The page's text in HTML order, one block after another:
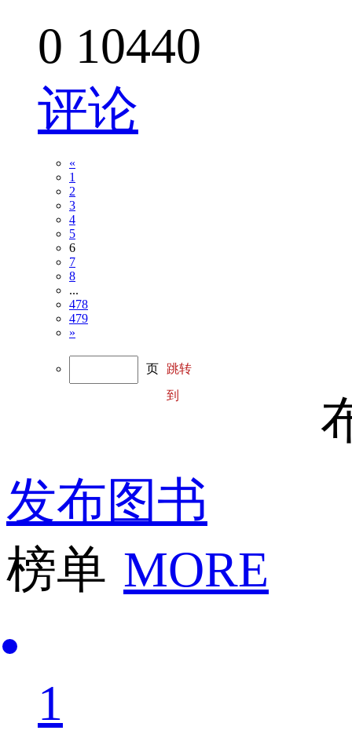
0 10440
评论
«
1
2
3
4
5
6
7
8
...
478
479
»
页
跳转
到
发布图书
榜单 MORE
1